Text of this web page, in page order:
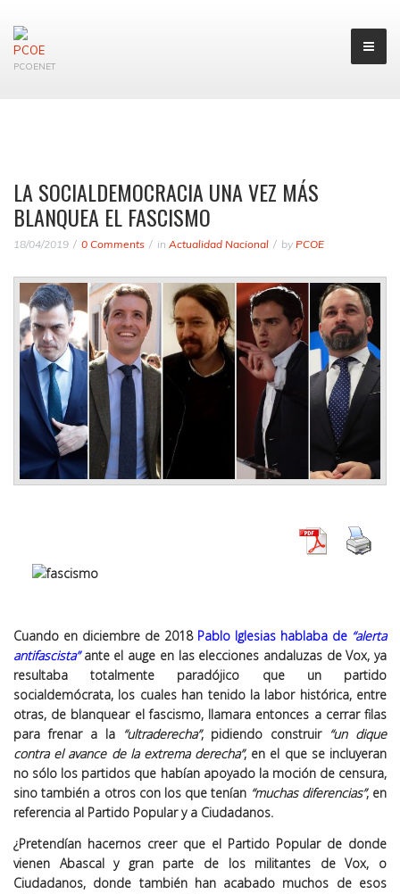
PCOENET
LA SOCIALDEMOCRACIA UNA VEZ MÁS
BLANQUEA EL FASCISMO
18/04/2019 0 Comments in Actualidad Nacional by PCOE
Cuando en diciembre de 2018 Pablo Iglesias hablaba de “alerta
antifascista”ante el auge en las elecciones andaluzas de Vox, ya
resultaba totalmente paradójico que un partido
socialdemócrata, los cuales han tenido la labor histórica, entre
otras, de blanquear el fascismo, llamara entonces a cerrar filas
para frenar a la “ultraderecha”, pidiendo construir “un dique
contra el avance de la extrema derecha”, en el que se incluyeran
no sólo los partidos que habían apoyado la moción de censura,
sino también a otros con los que tenían “muchas diferencias”, en
referencia al Partido Popular y a Ciudadanos.
¿Pretendían hacernos creer que el Partido Popular de donde
vienen Abascal y gran parte de los militantes de Vox, o
Ciudadanos, donde también han acabado muchos de esos